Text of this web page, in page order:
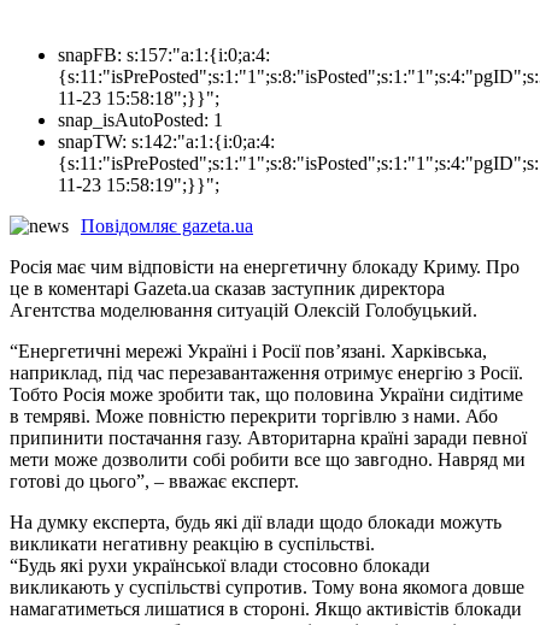
snapFB: s:157:"a:1:{i:0;a:4:
11-23 15:58:18";}}";
snap_isAutoPosted: 1
snapTW: s:142:"a:1:{i:0;a:4:
11-23 15:58:19";}}";
Повідомляє gazeta.ua
Росія має чим відповісти на енергетичну блокаду Криму. Про
це в коментарі Gazeta.ua сказав заступник директора
Агентства моделювання ситуацій Олексій Голобуцький.
“Енергетичні мережі Україні і Росії пов’язані. Харківська,
наприклад, під час перезавантаження отримує енергію з Росії.
Тобто Росія може зробити так, що половина України сидітиме
в темряві. Може повністю перекрити торгівлю з нами. Або
припинити постачання газу. Авторитарна країні заради певної
мети може дозволити собі робити все що завгодно. Навряд ми
готові до цього”, – вважає експерт.
На думку експерта, будь які дії влади щодо блокади можуть
викликати негативну реакцію в суспільстві.
“Будь які рухи української влади стосовно блокади
викликають у суспільстві супротив. Тому вона якомога довше
намагатиметься лишатися в стороні. Якщо активістів блокади